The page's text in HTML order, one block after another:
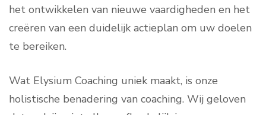
het ontwikkelen van nieuwe vaardigheden en het
creëren van een duidelijk actieplan om uw doelen
te bereiken.
Wat Elysium Coaching uniek maakt, is onze
holistische benadering van coaching. Wij geloven